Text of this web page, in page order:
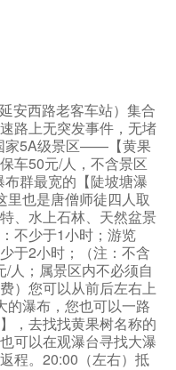
安西路老客车站）集合
路上无突发事件，无堵
家5A级景区——【黄果
车50元/人，不含景区
群最宽的【陡坡塘瀑
里也是唐僧师徒四人取
、水上石林、天然盆景
不少于1小时；游览
于2小时；（注：不含
/人；属景区内不必须自
）您可以从前后左右上
的瀑布，您也可以一路
，去找找黄果树名称的
可以在观瀑台寻找大瀑
程。20:00（左右）抵